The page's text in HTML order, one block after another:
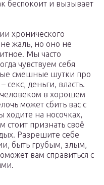
беспокоит и вызывает
хронического
жаль, но оно не
Мы часто
чувствуем себя
смешные шутки про
деньги, власть.
человеком в хорошем
может сбить вас с
ходите на носочках,
стоит признать своё
Разрешите себе
быть грубым, злым,
вам справиться с